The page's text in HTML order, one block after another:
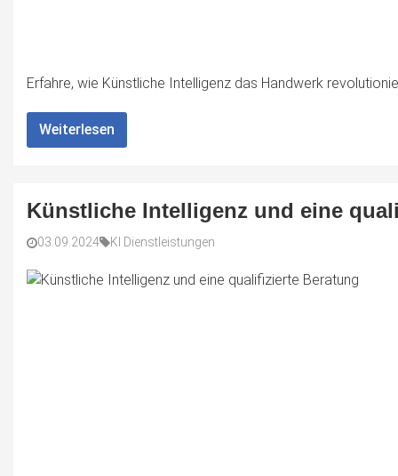
Erfahre, wie Künstliche Intelligenz das Handwerk
Weiterlesen
Künstliche Intelligenz und eine
03.09.2024 KI Dienstleistungen